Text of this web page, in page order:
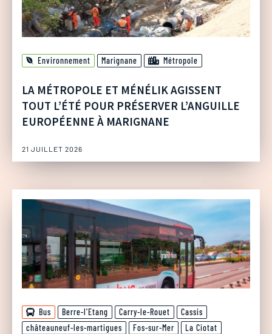
Environnement Marignane Métropole
LA MÉTROPOLE ET MÉNÉLIK AGISSENT
TOUT L’ÉTÉ POUR PRÉSERVER L’ANGUILLE
EUROPÉENNE À MARIGNANE
21 JUILLET 2026
Bus Berre-l'Etang Carry-le-Rouet
Cassis
châteauneuf-les-martigues
Fos-sur-Mer
La Ciotat